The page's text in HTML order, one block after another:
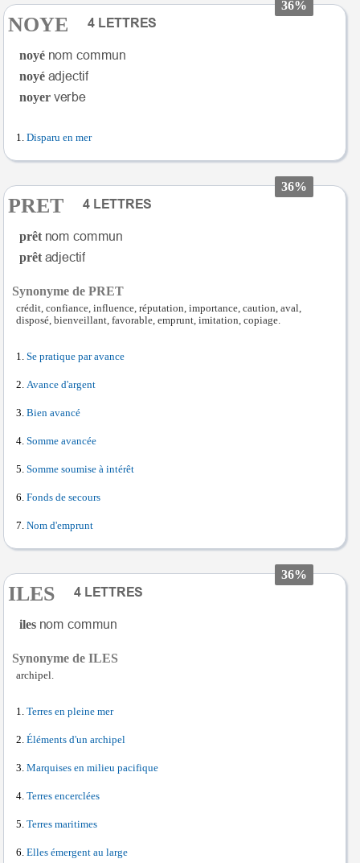
36%
NOYE
noyé
noyé
noyer
Disparu en mer
36%
PRET
prêt
prêt
Synonyme de PRET
crédit, confiance, influence, réputation, importance, caution, aval,
disposé, bienveillant, favorable, emprunt, imitation, copiage.
Se pratique par avance
Avance d'argent
Bien avancé
Somme avancée
Somme soumise à intérêt
Fonds de secours
Nom d'emprunt
36%
ILES
iles
Synonyme de ILES
archipel.
Terres en pleine mer
Éléments d'un archipel
Marquises en milieu pacifique
Terres encerclées
Terres maritimes
Elles émergent au large